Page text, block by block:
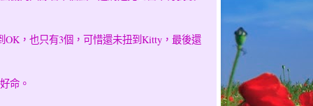
，也只有3個，可惜還未扭到Kitty，最後還
命。